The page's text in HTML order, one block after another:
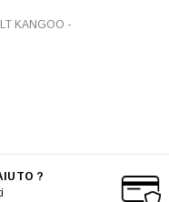
KANGOO -
?